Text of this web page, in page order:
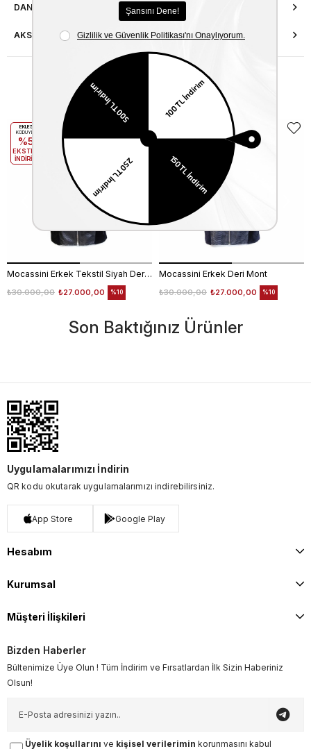
DANIŞMA HATTI
AKSESUAR ONARIMI
Benzer Ürünler
Mocassini Erkek Tekstil Siyah Deri Mont
₺27.000,00
₺30.000,00 %10
EKLE5
KODUYLA
%5
EKSTRA
İNDİRİM
Mocassini Erkek Deri Mont
₺27.000,00
₺30.000,00 %10
%5
İNDİRİM
Son Baktığınız Ürünler
Uygulamalarımızı İndirin
QR kodu okutarak uygulamalarımızı indirebilirsiniz.
App Store Google Play
Hesabım
Kurumsal
Müşteri İlişkileri
Bizden Haberler
Bültenimize Üye Olun ! Tüm İndirim ve Fırsatlardan İlk Sizin Haberiniz
Olsun!
Üyelik koşullarını ve kişisel verilerimin korunmasını kabul